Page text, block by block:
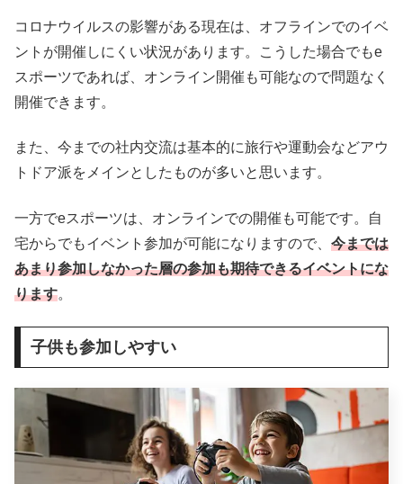
コロナウイルスの影響がある現在は、オフラインでのイベ
ントが開催しにくい状況があります。こうした場合でもe
スポーツであれば、オンライン開催も可能なので問題なく
開催できます。
また、今までの社内交流は基本的に旅行や運動会などアウ
トドア派をメインとしたものが多いと思います。
一方でeスポーツは、オンラインでの開催も可能です。自
宅からでもイベント参加が可能になりますので、 今までは
あまり参加しなかった層の参加も期待できるイベントにな
ります。
子供も参加しやすい